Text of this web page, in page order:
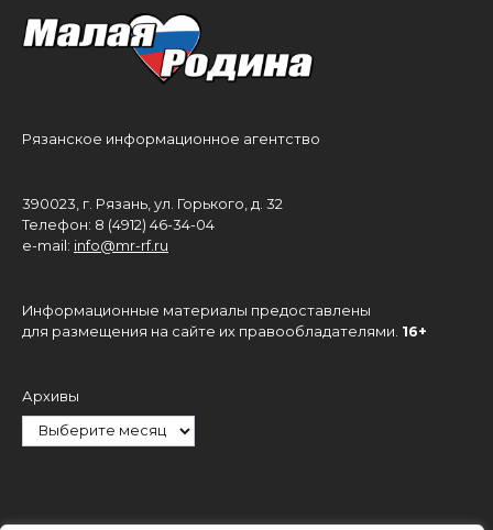
Рязанское информационное агентство
390023, г. Рязань, ул. Горького, д. 32
Телефон: 8 (4912) 46-34-04
e-mail: info@mr-rf.ru
Информационные материалы предоставлены
для размещения на сайте их правообладателями. 16+
Архивы